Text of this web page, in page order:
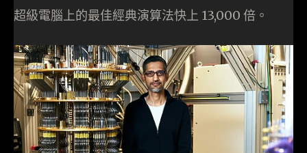
超級電腦上的最佳經典演算法快上 13,000 倍。